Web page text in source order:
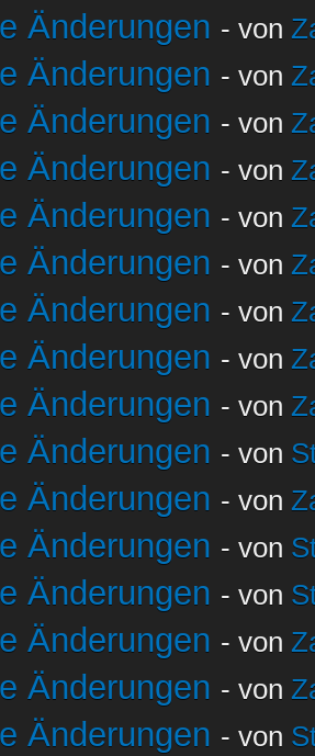
Änderungen - von
Änderungen - von
Änderungen - von
Änderungen - von
Änderungen - von
Änderungen - von
Änderungen - von
Änderungen - von
Änderungen - von
Änderungen - von
Änderungen - von
Änderungen - von
Änderungen - von
Änderungen - von
Änderungen - von
Änderungen - von